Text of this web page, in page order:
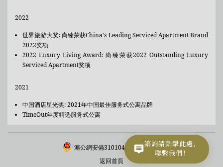
2022
世界旅游大奖: 尚臻荣获China's Leading Serviced Apartment Brand
2022奖项
2022 Luxury Living Award: 尚臻荣获2022 Outstanding Luxury
Serviced Apartment奖项
2021
中国酒店星光奖: 2021年中国最佳服务式公寓品牌
TimeOut年度精选服务式公寓
滬公網安備31010402336043號
返回首頁
諮詢請點擊此處，
聯繫我們！